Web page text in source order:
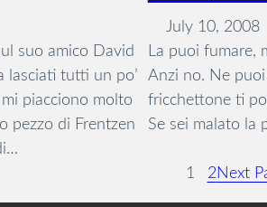
suo amico David
lasciati tutti un po’
piacciono molto
pezzo di Frentzen
July 10, 2008
La puoi fumare,
Anzi no. Ne
fricchettone ti
Se sei malato la
1 2Next